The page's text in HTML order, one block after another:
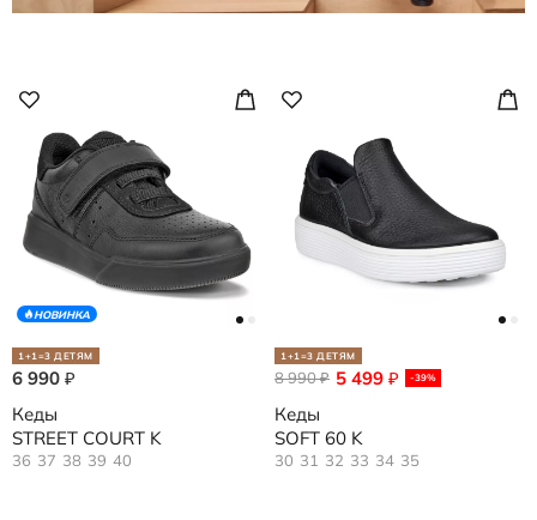
НОВИНКА
1+1=3 ДЕТЯМ
6 990 ₽
Кеды
STREET COURT K
36 37 38 39 40
1+1=3 ДЕТЯМ
5 499 ₽ -39%
8 990₽
Кеды
SOFT 60 K
30 31 32 33 34 35